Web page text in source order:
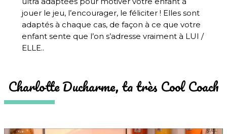
jouer le jeu, l’encourager, le féliciter ! Elles sont
adaptés à chaque cas, de façon à ce que votre
enfant sente que l’on s’adresse vraiment à LUI /
ELLE..
Charlotte Ducharme, ta très Cool Coach